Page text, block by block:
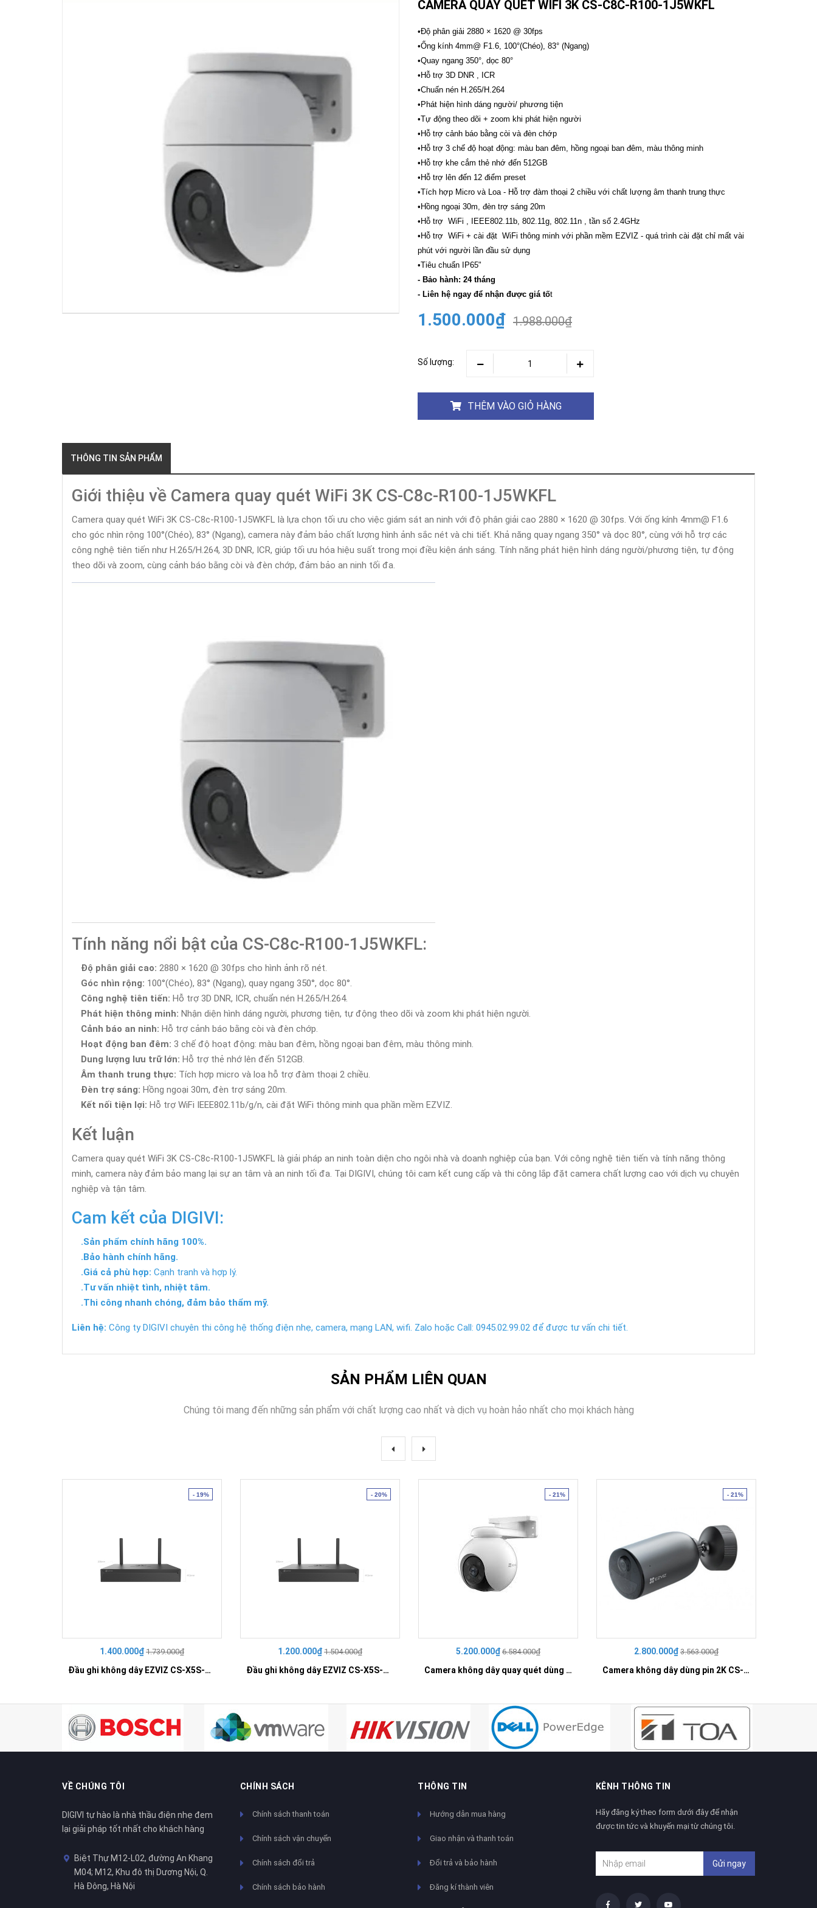
BÁO
ĐỘNG
Camera
Hikvision
Camera
THIẾT
HỌP
TRỰC
TUYẾN
Maxhub
Màn
hình
MAXHUB
M27
THIẾT
THÔNG
MINH
Khóa
BÁO
KHÓA
THÔNG
Faster
CAMERA QUAY QUÉT WIFI 3K CS-C8C-R100-1J5WKFL
•Độ phân giải 2880 × 1620 @ 30fps
•Ống kính 4mm@ F1.6, 100°(Chéo), 83° (Ngang)
•Quay ngang 350°, dọc 80°
•Hỗ trợ 3D DNR , ICR
•Chuấn nén H.265/H.264
•Phát hiện hình dáng người/ phương tiện
•Tự động theo dõi + zoom khi phát hiện người
•Hỗ trợ cảnh báo bằng còi và đèn chớp
•Hỗ trợ 3 chế độ hoạt động: màu ban đêm, hồng ngoại ban đêm, màu thông minh
•Hỗ trợ khe cắm thẻ nhớ đến 512GB
•Hỗ trợ lên đến 12 điểm preset
•Tích hợp Micro và Loa - Hỗ trợ đàm thoại 2 chiều với chất lượng âm thanh trung thực
•Hồng ngoại 30m, đèn trợ sáng 20m
•Hỗ trợ WiFi , IEEE802.11b, 802.11g, 802.11n , tần số 2.4GHz
•Hỗ trợ WiFi + cài đặt WiFi thông minh với phần mềm EZVIZ - quá trình cài đặt chỉ mất vài
phút với người lần đầu sử dụng
•Tiêu chuẩn IP65"
- Bảo hành: 24 tháng
- Liên hệ ngay để nhận được giá tốt
1.500.000₫ 1.988.000₫
Số lượng:
THÊM VÀO GIỎ HÀNG
THÔNG TIN SẢN PHẨM
Giới thiệu về Camera quay quét WiFi 3K CS-C8c-R100-1J5WKFL
Camera quay quét WiFi 3K CS-C8c-R100-1J5WKFL là lựa chọn tối ưu cho việc giám sát an ninh với độ phân giải cao 2880 × 1620 @ 30fps. Với ống kính 4mm@ F1.6
cho góc nhìn rộng 100°(Chéo), 83° (Ngang), camera này đảm bảo chất lượng hình ảnh sắc nét và chi tiết. Khả năng quay ngang 350° và dọc 80°, cùng với hỗ trợ các
công nghệ tiên tiến như H.265/H.264, 3D DNR, ICR, giúp tối ưu hóa hiệu suất trong mọi điều kiện ánh sáng. Tính năng phát hiện hình dáng người/phương tiện, tự động
theo dõi và zoom, cùng cảnh báo bằng còi và đèn chớp, đảm bảo an ninh tối đa.
Tính năng nổi bật của CS-C8c-R100-1J5WKFL:
Độ phân giải cao: 2880 × 1620 @ 30fps cho hình ảnh rõ nét.
Góc nhìn rộng: 100°(Chéo), 83° (Ngang), quay ngang 350°, dọc 80°.
Công nghệ tiên tiến: Hỗ trợ 3D DNR, ICR, chuẩn nén H.265/H.264.
Phát hiện thông minh: Nhận diện hình dáng người, phương tiện, tự động theo dõi và zoom khi phát hiện người.
Cảnh báo an ninh: Hỗ trợ cảnh báo bằng còi và đèn chớp.
Hoạt động ban đêm: 3 chế độ hoạt động: màu ban đêm, hồng ngoại ban đêm, màu thông minh.
Dung lượng lưu trữ lớn: Hỗ trợ thẻ nhớ lên đến 512GB.
Âm thanh trung thực: Tích hợp micro và loa hỗ trợ đàm thoại 2 chiều.
Đèn trợ sáng: Hồng ngoại 30m, đèn trợ sáng 20m.
Kết nối tiện lợi: Hỗ trợ WiFi IEEE802.11b/g/n, cài đặt WiFi thông minh qua phần mềm EZVIZ.
Kết luận
Camera quay quét WiFi 3K CS-C8c-R100-1J5WKFL là giải pháp an ninh toàn diện cho ngôi nhà và doanh nghiệp của bạn. Với công nghệ tiên tiến và tính năng thông
minh, camera này đảm bảo mang lại sự an tâm và an ninh tối đa. Tại DIGIVI, chúng tôi cam kết cung cấp và thi công lắp đặt camera chất lượng cao với dịch vụ chuyên
nghiệp và tận tâm.
Cam kết của DIGIVI:
.Sản phẩm chính hãng 100%.
.Bảo hành chính hãng.
.Giá cả phù hợp: Cạnh tranh và hợp lý.
.Tư vấn nhiệt tình, nhiệt tâm.
.Thi công nhanh chóng, đảm bảo thẩm mỹ.
Liên hệ: Công ty DIGIVI chuyên thi công hệ thống điện nhẹ, camera, mạng LAN, wifi. Zalo hoặc Call: 0945.02.99.02 để được tư vấn chi tiết.
SẢN PHẨM LIÊN QUAN
Chúng tôi mang đến những sản phẩm với chất lượng cao nhất và dịch vụ hoàn hảo nhất cho mọi khách hàng
- 19%
1.400.000₫ 1.739.000₫
Đầu ghi không dây EZVIZ CS-X5S-R100-8W
- 20%
1.200.000₫ 1.504.000₫
Đầu ghi không dây EZVIZ CS-X5S-R100-4W
- 21%
5.200.000₫ 6.584.000₫
Camera không dây quay quét dùng pin 4G 2K CS-EB8-R100-1K3FL4GA
- 21%
2.800.000₫ 3.563.000₫
Camera không dây dùng pin 2K CS-EB3-R100-2C3WFL
VỀ CHÚNG TÔI
DIGIVI tự hào là nhà thầu điện nhẹ đem
lại giải pháp tốt nhất cho khách hàng
Biệt Thự M12-L02, đường An Khang
M04; M12, Khu đô thị Dương Nội, Q.
Hà Đông, Hà Nội
CHÍNH SÁCH
Chính sách thanh toán
Chính sách vận chuyển
Chính sách đổi trả
Chính sách bảo hành
THÔNG TIN
Hướng dẫn mua hàng
Giao nhận và thanh toán
Đổi trả và bảo hành
Đăng kí thành viên
KÊNH THÔNG TIN
Hãy đăng ký theo form dưới đây để nhận
được tin tức và khuyến mại từ chúng tôi.
Gửi ngay